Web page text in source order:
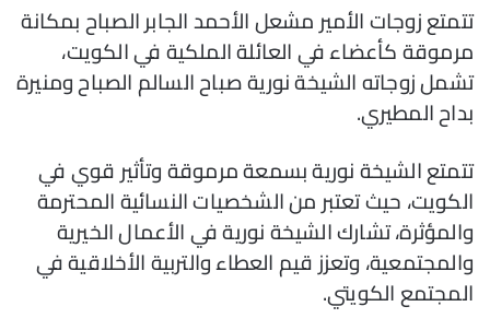
تتمتع زوجات الأمير مشعل الأحمد الجابر الصباح بمكانة
مرموقة كأعضاء في العائلة الملكية في الكويت،
تشمل زوجاته الشيخة نورية صباح السالم الصباح ومنيرة
بداح المطيري.
تتمتع الشيخة نورية بسمعة مرموقة وتأثير قوي في
الكويت، حيث تعتبر من الشخصيات النسائية المحترمة
والمؤثرة، تشارك الشيخة نورية في الأعمال الخيرية
والمجتمعية، وتعزز قيم العطاء والتربية الأخلاقية في
المجتمع الكويتي.